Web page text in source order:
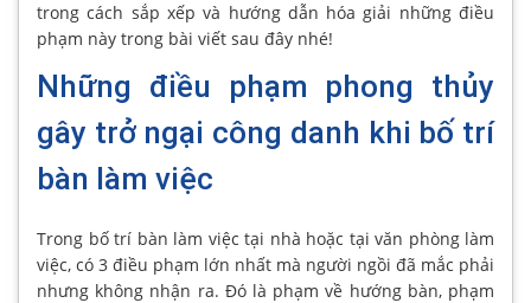
trong cách sắp xếp và hướng dẫn hóa giải những điều
phạm này trong bài viết sau đây nhé!
Những điều phạm phong thủy
gây trở ngại công danh khi bố trí
bàn làm việc
Trong bố trí bàn làm việc tại nhà hoặc tại văn phòng làm
việc, có 3 điều phạm lớn nhất mà người ngồi đã mắc phải
nhưng không nhận ra. Đó là phạm về hướng bàn, phạm